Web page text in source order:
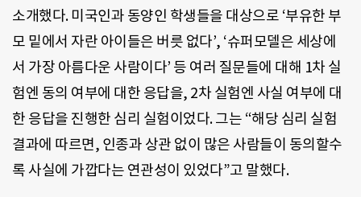
소개했다. 미국인과 동양인 학생들을 대상으로 ‘부유한 부
모 밑에서 자란 아이들은 버릇 없다’, ‘슈퍼모델은 세상에
서 가장 아름다운 사람이다’ 등 여러 질문들에 대해 1차 실
험엔 동의 여부에 대한 응답을, 2차 실험엔 사실 여부에 대
한 응답을 진행한 심리 실험이었다. 그는 “해당 심리 실험
결과에 따르면, 인종과 상관 없이 많은 사람들이 동의할수
록 사실에 가깝다는 연관성이 있었다”고 말했다.